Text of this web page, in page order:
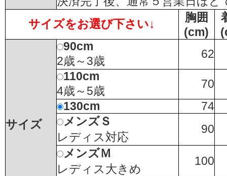
サイズをお選び下さい↓
胸囲
(cm)
サイズ
90cm
2歳～3歳
62
110cm
4歳～5歳
70
130cm
74
メンズＳ
レディス対応
90
メンズＭ
レディス大きめ
100